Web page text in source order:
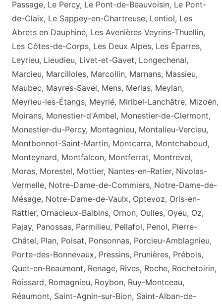
Passage, Le Percy, Le Pont-de-Beauvoisin, Le Pont-
de-Claix, Le Sappey-en-Chartreuse, Lentiol, Les
Abrets en Dauphiné, Les Avenières Veyrins-Thuellin,
Les Côtes-de-Corps, Les Deux Alpes, Les Éparres,
Leyrieu, Lieudieu, Livet-et-Gavet, Longechenal,
Marcieu, Marcilloles, Marcollin, Marnans, Massieu,
Maubec, Mayres-Savel, Mens, Merlas, Meylan,
Meyrieu-les-Étangs, Meyrié, Miribel-Lanchâtre, Mizoën,
Moirans, Monestier-d'Ambel, Monestier-de-Clermont,
Monestier-du-Percy, Montagnieu, Montalieu-Vercieu,
Montbonnot-Saint-Martin, Montcarra, Montchaboud,
Monteynard, Montfalcon, Montferrat, Montrevel,
Moras, Morestel, Mottier, Nantes-en-Ratier, Nivolas-
Vermelle, Notre-Dame-de-Commiers, Notre-Dame-de-
Mésage, Notre-Dame-de-Vaulx, Optevoz, Oris-en-
Rattier, Ornacieux-Balbins, Ornon, Oulles, Oyeu, Oz,
Pajay, Panossas, Parmilieu, Pellafol, Penol, Pierre-
Châtel, Plan, Poisat, Ponsonnas, Porcieu-Amblagnieu,
Porte-des-Bonnevaux, Pressins, Prunières, Prébois,
Quet-en-Beaumont, Renage, Rives, Roche, Rochetoirin,
Roissard, Romagnieu, Roybon, Ruy-Montceau,
Réaumont, Saint-Agnin-sur-Bion, Saint-Alban-de-